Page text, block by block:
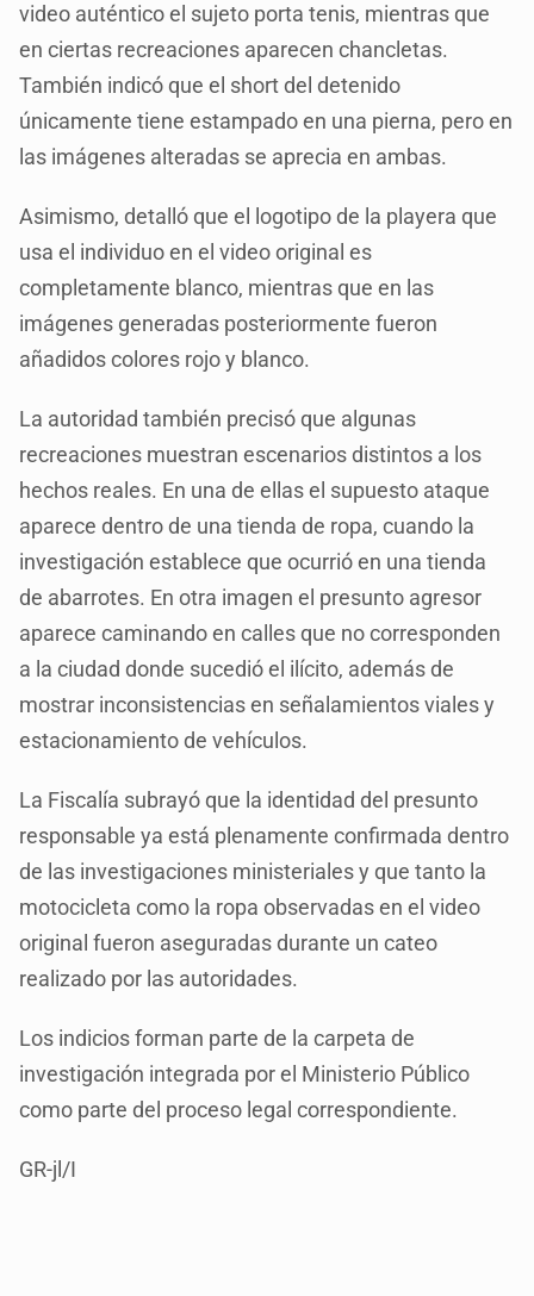
video auténtico el sujeto porta tenis, mientras que
en ciertas recreaciones aparecen chancletas.
También indicó que el short del detenido
únicamente tiene estampado en una pierna, pero en
las imágenes alteradas se aprecia en ambas.
Asimismo, detalló que el logotipo de la playera que
usa el individuo en el video original es
completamente blanco, mientras que en las
imágenes generadas posteriormente fueron
añadidos colores rojo y blanco.
La autoridad también precisó que algunas
recreaciones muestran escenarios distintos a los
hechos reales. En una de ellas el supuesto ataque
aparece dentro de una tienda de ropa, cuando la
investigación establece que ocurrió en una tienda
de abarrotes. En otra imagen el presunto agresor
aparece caminando en calles que no corresponden
a la ciudad donde sucedió el ilícito, además de
mostrar inconsistencias en señalamientos viales y
estacionamiento de vehículos.
La Fiscalía subrayó que la identidad del presunto
responsable ya está plenamente confirmada dentro
de las investigaciones ministeriales y que tanto la
motocicleta como la ropa observadas en el video
original fueron aseguradas durante un cateo
realizado por las autoridades.
Los indicios forman parte de la carpeta de
investigación integrada por el Ministerio Público
como parte del proceso legal correspondiente.
GR-jl/I